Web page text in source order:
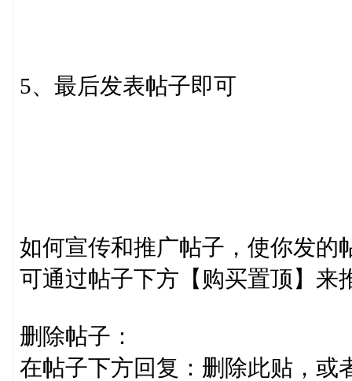
5、最后发表帖子即可
如何宣传和推广帖子，使你发的
可通过帖子下方【购买置顶】来
删除帖子：
在帖子下方回复：删除此贴，或